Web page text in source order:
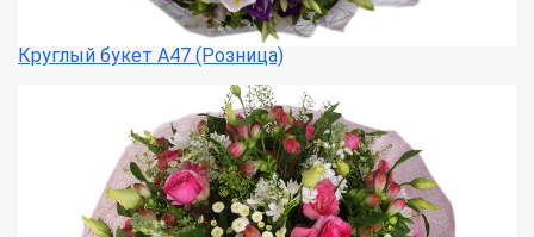
Круглый букет А47 (Розница)